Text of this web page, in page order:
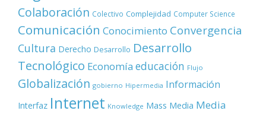
Colaboración Colectivo Complejidad Computer Science
Comunicación Conocimiento Convergencia
Cultura Derecho Desarrollo Desarrollo
Tecnológico Economía educación Flujo
Globalización gobierno Hipermedia Información
Interfaz Internet Knowledge Mass Media Media